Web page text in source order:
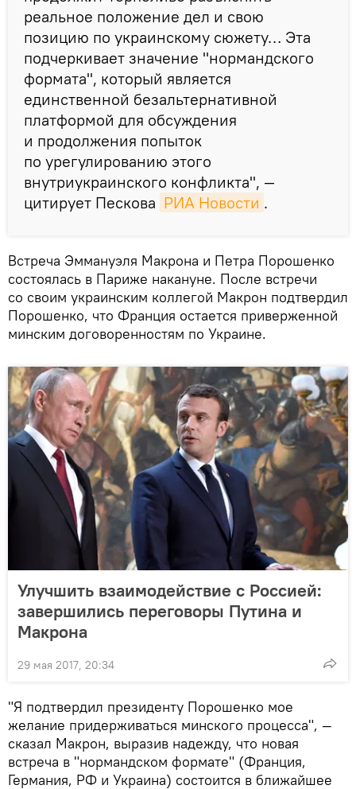
реальное положение дел и свою
позицию по украинскому сюжету… Эта
подчеркивает значение "нормандского
формата", который является
единственной безальтернативной
платформой для обсуждения
и продолжения попыток
по урегулированию этого
внутриукраинского конфликта", —
цитирует Пескова РИА Новости .
Встреча Эммануэля Макрона и Петра Порошенко
состоялась в Париже накануне. После встречи
со своим украинским коллегой Макрон подтвердил
Порошенко, что Франция остается приверженной
минским договоренностям по Украине.
Улучшить взаимодействие с Россией:
завершились переговоры Путина и
Макрона
29 мая 2017, 20:34
"Я подтвердил президенту Порошенко мое
желание придерживаться минского процесса", —
сказал Макрон, выразив надежду, что новая
встреча в "нормандском формате" (Франция,
Германия, РФ и Украина) состоится в ближайшее